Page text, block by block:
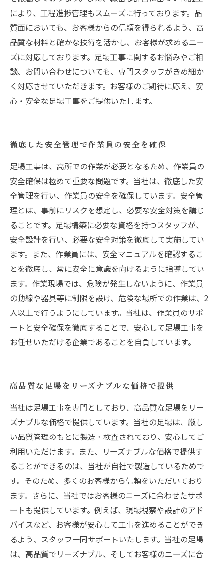
により、工程進捗管理もスムーズに行っております。品
質面においても、お客様からの信頼を得られるよう、高
品質な材料と確かな技術を活かし、お客様が求めるニー
ズに対応しております。足場工事に関するお悩みやご相
談、お問い合わせについても、専門スタッフがきめ細か
く対応させていただきます。お客様のご期待に応え、安
心・安全な足場工事をご提供いたします。
徹底した安全管理で作業員の安全を確保
足場工事は、高所での作業が必要となるため、作業員の
安全確保は極めて重要な問題です。当社は、徹底した安
全管理を行い、作業員の安全を確保しています。安全管
理とは、事前にリスクを想定し、必要な安全対策を講じ
ることです。足場構築に必要な資格を持つスタッフが、
安全設計を行い、必要な安全対策を徹底して実施してい
ます。また、作業員には、安全マニュアルを確認するこ
とを徹底し、常に安全に意識を向けるように指導してい
ます。作業現場では、危険が発生しないように、作業員
の動線や器具等に制限を設け、危険な場所での作業は、2
人以上で行うようにしています。当社は、作業員のサポ
ートと安全確保を徹底することで、安心して足場工事を
お任せいただける企業であることを自負しています。
高品質な足場をリーズナブルな価格で提供
当社は足場工事を専門としており、高品質な足場をリー
ズナブルな価格で提供しています。当社の足場は、厳し
い品質管理のもとに製造・検査されており、安心してご
利用いただけます。また、リーズナブルな価格で提供す
ることができるのは、当社が自社で製造しているためで
す。そのため、多くのお客様から信頼をいただいており
ます。さらに、当社ではお客様のニーズに合わせたサポ
ートも提供しています。例えば、現場視察や設計のアド
バイスなど、お客様が安心して工事を進めることができ
るよう、スタッフ一同サポートいたします。当社の足場
は、高品質でリーズナブル、そしてお客様のニーズに合